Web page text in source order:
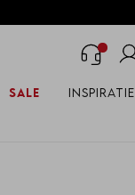
Sale Inspiratie